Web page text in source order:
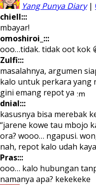
Yang Punya Diary|
chiell:::
mbayar!
omoshiroi_:::
ooo…tidak. tidak oot kok
Zulfi:::
masalahnya, argumen
kalo untuk perkara yang
gini emang repot ya
dnial:::
kasusnya bisa merebak
“jarene kowe tau mbojo
ora? wooo… ngapusi.
nah, repot kalo udah
Pras:::
ooo… kalo hubungan
namanya apa? kekekeke